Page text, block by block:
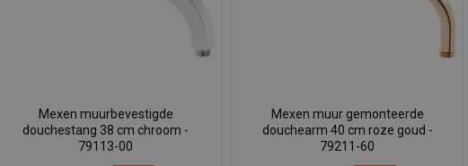
Mexen muurbevestigde
douchestang 38 cm chroom -
79113-00
Mexen muur gemonteerde
douchearm 40 cm roze goud -
79211-60